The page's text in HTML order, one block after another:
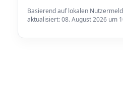
Basierend auf lokalen
aktualisiert: 08. August 2026 um